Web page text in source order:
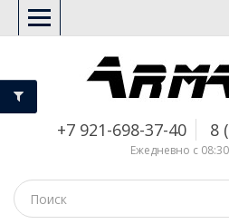
+7 921-698-37-40 8
Ежедневно с